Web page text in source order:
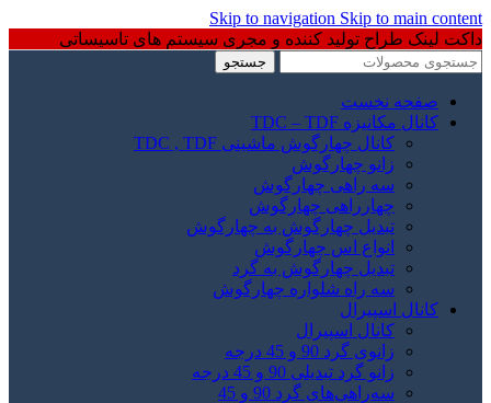
Skip to navigation Skip to main content
داکت لینک طراح تولید کننده و مجری سیستم های تاسیساتی
جستجو
صفحه نخست
کانال مکانیزه TDC – TDF
کانال چهارگوش ماشینی TDC , TDF
زانو چهارگوش
سه راهی چهارگوش
چهارراهی چهارگوش
تبدیل چهارگوش به چهارگوش
انواع اس چهارگوش
تبدیل چهارگوش به گرد
سه راه شلواره چهارگوش
کانال اسپیرال
کانال اسپیرال
زانوی گرد 90 و 45 درجه
زانو گرد تبدیلی 90 و 45 درجه
سه‌راهی‌های گرد 90 و 45